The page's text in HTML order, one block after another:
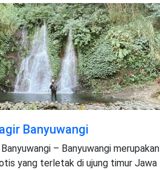
Banyuwangi
– Banyuwangi merupakan
yang terletak di ujung timur Jawa